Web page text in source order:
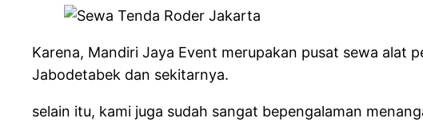
Karena, Mandiri Jaya Event merupakan pusat sewa alat
Jabodetabek dan sekitarnya.
selain itu, kami juga sudah sangat bepengalaman